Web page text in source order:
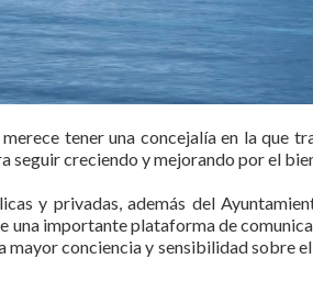
tener una concejalía en la que
seguir creciendo y mejorando por el
y privadas, además del
una importante plataforma de
conciencia y sensibilidad sobre